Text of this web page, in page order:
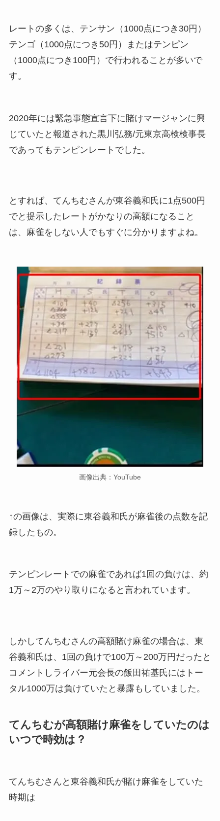
レートの多くは、テンサン（1000点につき30円）
テンゴ（1000点につき50円）またはテンピン
（1000点につき100円）で行われることが多いで
す。
2020年には緊急事態宣言下に賭けマージャンに興
じていたと報道された黒川弘務/元東京高検検事長
であってもテンピンレートでした。
とすれば、てんちむさんが東谷義和氏に1点500円
でと提示したレートがかなりの高額になること
は、麻雀をしない人でもすぐに分かりますよね。
画像出典：YouTube
↑の画像は、実際に東谷義和氏が麻雀後の点数を記
録したもの。
テンピンレートでの麻雀であれば1回の負けは、約
1万～2万のやり取りになると言われています。
しかしてんちむさんの高額賭け麻雀の場合は、東
谷義和氏は、1回の負けで100万～200万円だったと
コメントしライバー元会長の飯田祐基氏にはトー
タル1000万は負けていたと暴露もしていました。
てんちむが高額賭け麻雀をしていたのは
いつで時効は？
てんちむさんと東谷義和氏が賭け麻雀をしていた
時期は